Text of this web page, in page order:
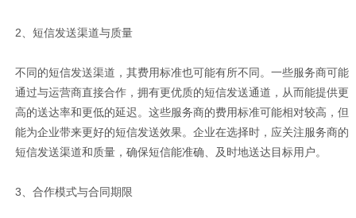
2、短信发送渠道与质量
不同的短信发送渠道，其费用标准也可能有所不同。一些服务商可能
通过与运营商直接合作，拥有更优质的短信发送通道，从而能提供更
高的送达率和更低的延迟。这些服务商的费用标准可能相对较高，但
能为企业带来更好的短信发送效果。企业在选择时，应关注服务商的
短信发送渠道和质量，确保短信能准确、及时地送达目标用户。
3、合作模式与合同期限